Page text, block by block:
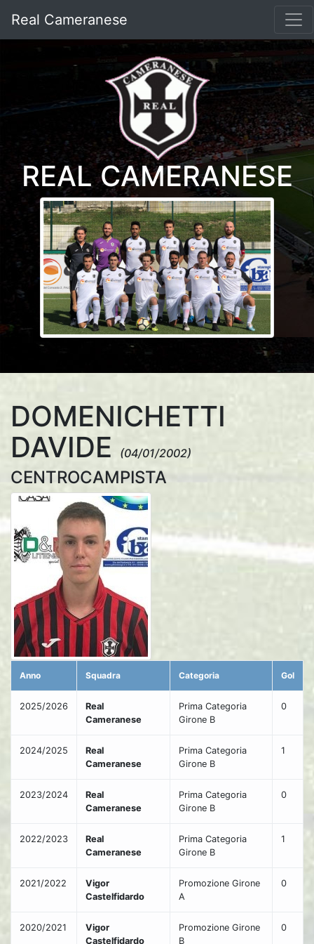
Real Cameranese
REAL CAMERANESE
DOMENICHETTI
DAVIDE
(04/01/2002)
CENTROCAMPISTA
Anno Squadra Categoria Gol
2025/2026
Real
Cameranese
Prima Categoria
Girone B
0
2024/2025
Real
Cameranese
Prima Categoria
Girone B
1
2023/2024
Real
Cameranese
Prima Categoria
Girone B
0
2022/2023
Real
Cameranese
Prima Categoria
Girone B
1
2021/2022
Vigor
Castelfidardo
Promozione Girone
A
0
2020/2021
Vigor
Castelfidardo
Promozione Girone
B
0